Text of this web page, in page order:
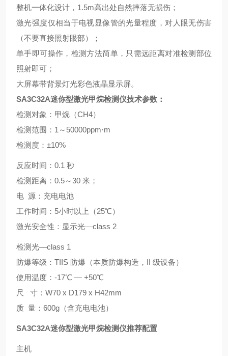
整机一体化设计，1.5m高出处自然摔落无损伤；
激光强度仅相当于电视显像管的光量程度，对人眼无伤害
（不要直接照射眼部）；
单手即可操作，检测方法简单，只需远距离对准检测部位
照射即可；
大屏幕带背景灯光彩色液晶显示屏。
SA3C32A迷你型激光甲烷检测仪技术参数：
检测对象：甲烷（CH4）
检测范围：1～50000ppm·m
检测度：±10%
反应时间：0.1 秒
检测距离：0.5～30 米；
电 源：充电电池
工作时间：5小时以上（25℃）
激光安全性：显示光—class 2
检测光—class 1
防爆等级：TIIS 防爆（本质防爆构造，II 级设备）
使用温度：-17℃ — +50℃
尺 寸：W70 x D179 x H42mm
质 量：600g（含充电电池）
SA3C32A迷你型激光甲烷检测仪推荐配置
主机